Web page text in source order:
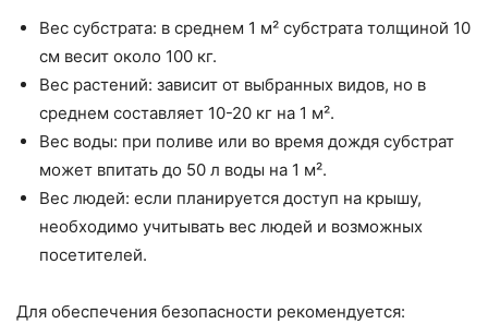
Вес субстрата: в среднем 1 м² субстрата толщиной 10
см весит около 100 кг.
Вес растений: зависит от выбранных видов, но в
среднем составляет 10-20 кг на 1 м².
Вес воды: при поливе или во время дождя субстрат
может впитать до 50 л воды на 1 м².
Вес людей: если планируется доступ на крышу,
необходимо учитывать вес людей и возможных
посетителей.
Для обеспечения безопасности рекомендуется: